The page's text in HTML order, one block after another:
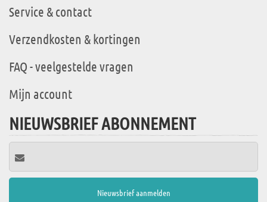
Service & contact
Verzendkosten & kortingen
FAQ - veelgestelde vragen
Mijn account
NIEUWSBRIEF ABONNEMENT